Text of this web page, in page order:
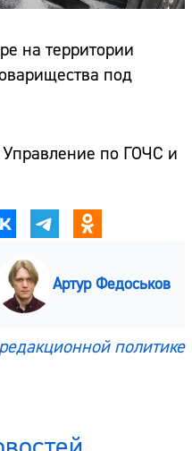
на территории
под
по ГОЧС и
Артур Федоськов
редакционной политике